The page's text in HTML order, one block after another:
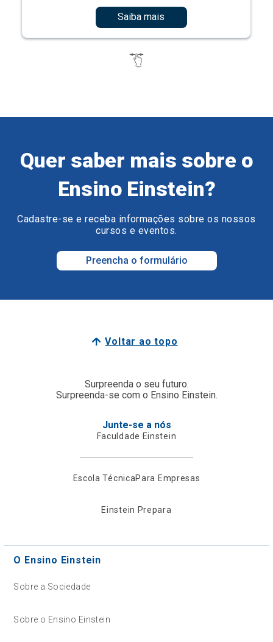
Saiba mais
Quer saber mais sobre o
Ensino Einstein?
Cadastre-se e receba informações sobre os nossos
cursos e eventos.
Preencha o formulário
Voltar ao topo
Surpreenda o seu futuro.
Surpreenda-se com o Ensino Einstein.
Junte-se a nós
Faculdade Einstein
Escola TécnicaPara Empresas
Einstein Prepara
O Ensino Einstein
Sobre a Sociedade
Sobre o Ensino Einstein